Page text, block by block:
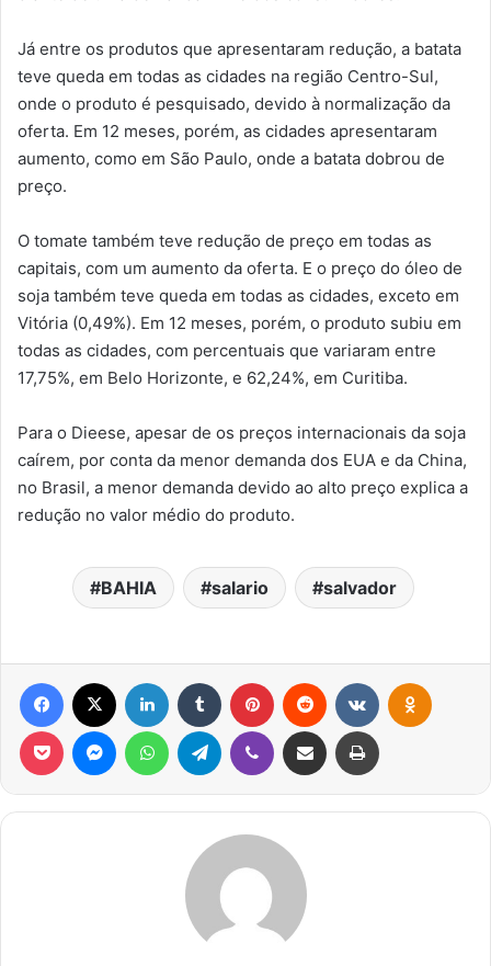
Já entre os produtos que apresentaram redução, a batata
teve queda em todas as cidades na região Centro-Sul,
onde o produto é pesquisado, devido à normalização da
oferta. Em 12 meses, porém, as cidades apresentaram
aumento, como em São Paulo, onde a batata dobrou de
preço.
O tomate também teve redução de preço em todas as
capitais, com um aumento da oferta. E o preço do óleo de
soja também teve queda em todas as cidades, exceto em
Vitória (0,49%). Em 12 meses, porém, o produto subiu em
todas as cidades, com percentuais que variaram entre
17,75%, em Belo Horizonte, e 62,24%, em Curitiba.
Para o Dieese, apesar de os preços internacionais da soja
caírem, por conta da menor demanda dos EUA e da China,
no Brasil, a menor demanda devido ao alto preço explica a
redução no valor médio do produto.
BAHIA salario salvador
Facebook Linkedin Tumblr Pinterest Reddit
Pocket MessengerWhatsAppTelegram Viber Compartilhar via e-mail Imprimir